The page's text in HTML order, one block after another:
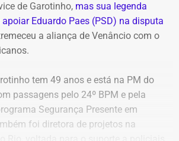
a parlamentar anexou capturas
e os links das postagens
nas redes sociais.
de Garotinho, mas sua legenda
Eduardo Paes (PSD) na disputa
a aliança de Venâncio com o
tem 49 anos e está na PM do
passagens pelo 24º BPM e pela
Segurança Presente em
foi diretora de projetos na